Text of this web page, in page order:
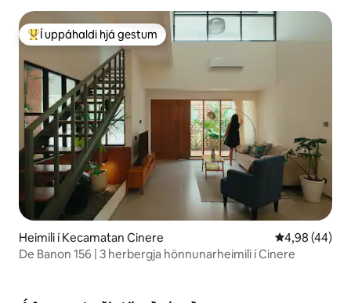
Í mestu uppáhaldi hjá gestum
Í uppáhaldi hjá gestum
Heimili í Kecamatan Cinere 4,98 af 5 í
4,98 (44)
De Banon 156 | 3 herbergja hönnunarheimili í Cinere